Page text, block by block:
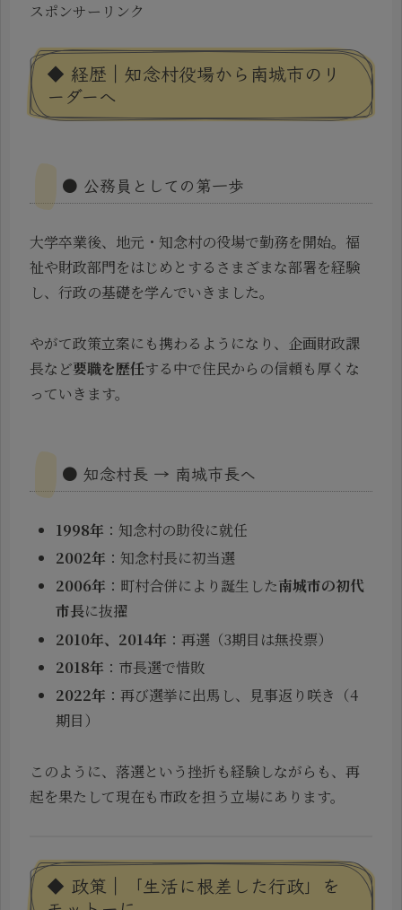
スポンサーリンク
◆ 経歴｜知念村役場から南城市のリ
ーダーへ
● 公務員としての第一歩
大学卒業後、地元・知念村の役場で勤務を開始。福
祉や財政部門をはじめとするさまざまな部署を経験
し、行政の基礎を学んでいきました。
やがて政策立案にも携わるようになり、企画財政課
長など要職を歴任する中で住民からの信頼も厚くな
っていきます。
● 知念村長 → 南城市長へ
1998年 ：知念村の助役に就任
2002年 ：知念村長に初当選
2006年 ：町村合併により誕生した南城市の初代
市長に抜擢
2010年、2014年 ：再選（3期目は無投票）
2018年 ：市長選で惜敗
2022年 ：再び選挙に出馬し、見事返り咲き（4
期目）
このように、落選という挫折も経験しながらも、再
起を果たして現在も市政を担う立場にあります。
◆ 政策｜「生活に根差した行政」を